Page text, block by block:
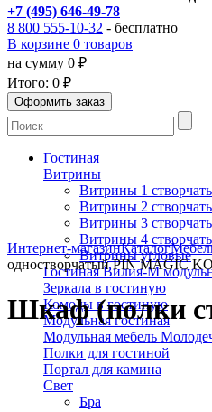
+7 (495) 646-49-78
8 800 555-10-32 - бесплатно
В корзине 0 товаров
на сумму 0 ₽
Итого: 0 ₽
Гостиная
Витрины
Витрины 1
Витрины 2
Витрины 3
Витрины 4
Витрины угловые
Гостиная Вилия-М
Зеркала в гостиную
Комоды в гостиную
Модульная гостиная
Модульная мебель
Полки для гостиной
Портал для камина
Свет
Бра
Интернет-магазинКаталог
одностворчатый PIN MAGIC
Шкаф (полки